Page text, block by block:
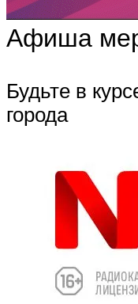
Афиша
Будьте в
города